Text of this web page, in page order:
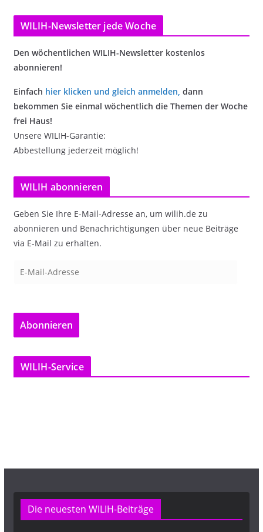
WILIH-Newsletter jede Woche
Den wöchentlichen WILIH-Newsletter kostenlos
abonnieren!
Einfach hier klicken und gleich anmelden, dann
bekommen Sie einmal wöchentlich die Themen der Woche
frei Haus!
Unsere WILIH-Garantie:
Abbestellung jederzeit möglich!
WILIH abonnieren
Geben Sie Ihre E-Mail-Adresse an, um wilih.de zu
abonnieren und Benachrichtigungen über neue Beiträge
via E-Mail zu erhalten.
a
l
-
Abonnieren
WILIH-Service
Die neuesten WILIH-Beiträge